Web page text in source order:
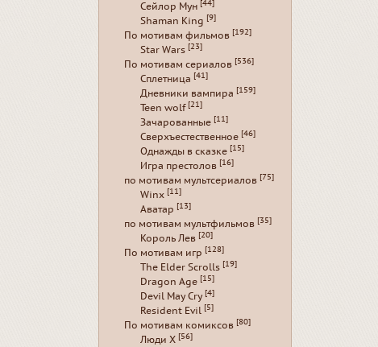
Сейлор Мун [44]
Shaman King [9]
По мотивам фильмов [192]
Star Wars [23]
По мотивам сериалов [536]
Сплетница [41]
Дневники вампира [159]
Teen wolf [21]
Зачарованные [11]
Сверхъестественное [46]
Однажды в сказке [15]
Игра престолов [16]
по мотивам мультсериалов [75]
Winx [11]
Аватар [13]
по мотивам мультфильмов [35]
Король Лев [20]
По мотивам игр [128]
The Elder Scrolls [19]
Dragon Age [15]
Devil May Cry [4]
Resident Evil [5]
По мотивам комиксов [80]
Люди Х [56]